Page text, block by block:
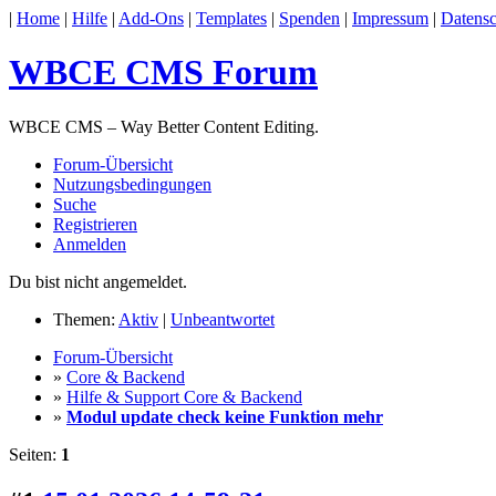
| Home | Hilfe | Add-Ons | Templates | Spenden | Impressum |
WBCE CMS Forum
WBCE CMS – Way Better Content Editing.
Forum-Übersicht
Nutzungsbedingungen
Suche
Registrieren
Anmelden
Du bist nicht angemeldet.
Themen: Aktiv | Unbeantwortet
Forum-Übersicht
» Core & Backend
» Hilfe & Support Core & Backend
» Modul update check keine Funktion mehr
Seiten: 1